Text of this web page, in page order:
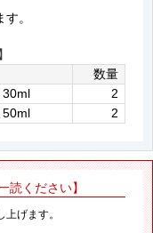
。
数量
30ml
2
50ml
2
読ください】
げます。